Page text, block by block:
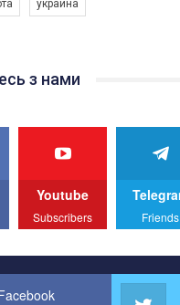
підтримати нас - просто
programme for the
to your support and ask to help
to do is to press "Like" below the
сильный ролик от
программу развития
украина
з нами
Youtube
Subscribers Friends